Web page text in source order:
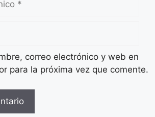
correo electrónico y web en
para la próxima vez que comente.